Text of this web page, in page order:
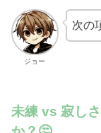
ジョー
次の
未練 vs 寂し